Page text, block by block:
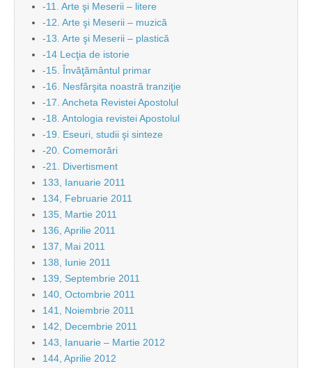
-11. Arte şi Meserii – litere
-12. Arte şi Meserii – muzică
-13. Arte şi Meserii – plastică
-14 Lecţia de istorie
-15. Învăţământul primar
-16. Nesfârşita noastră tranziţie
-17. Ancheta Revistei Apostolul
-18. Antologia revistei Apostolul
-19. Eseuri, studii şi sinteze
-20. Comemorări
-21. Divertisment
133, Ianuarie 2011
134, Februarie 2011
135, Martie 2011
136, Aprilie 2011
137, Mai 2011
138, Iunie 2011
139, Septembrie 2011
140, Octombrie 2011
141, Noiembrie 2011
142, Decembrie 2011
143, Ianuarie – Martie 2012
144, Aprilie 2012